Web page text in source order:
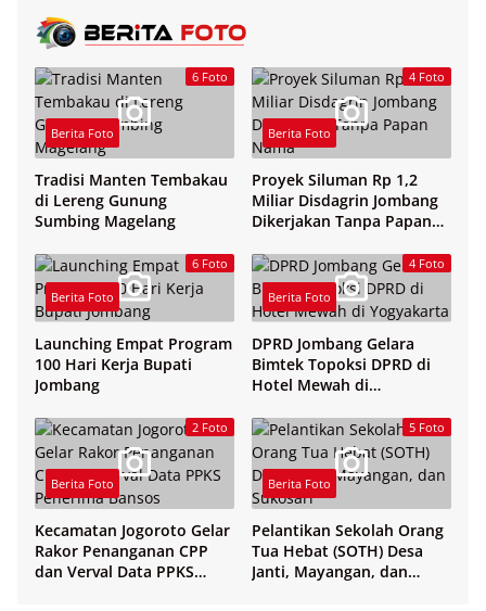
6 Foto
Berita Foto
Tradisi Manten Tembakau
di Lereng Gunung
Sumbing Magelang
4 Foto
Berita Foto
Proyek Siluman Rp 1,2
Miliar Disdagrin Jombang
Dikerjakan Tanpa Papan
6 Foto
Berita Foto
Launching Empat Program
100 Hari Kerja Bupati
Jombang
4 Foto
Berita Foto
DPRD Jombang Gelara
Bimtek Topoksi DPRD di
Hotel Mewah di
2 Foto
Berita Foto
Kecamatan Jogoroto Gelar
Rakor Penanganan CPP
dan Verval Data PPKS
5 Foto
Berita Foto
Pelantikan Sekolah Orang
Tua Hebat (SOTH) Desa
Janti, Mayangan, dan